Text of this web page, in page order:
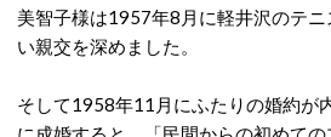
美智子様は1957年8月に軽井沢のテ
い親交を深めました。
そして1958年11月にふたりの婚約が